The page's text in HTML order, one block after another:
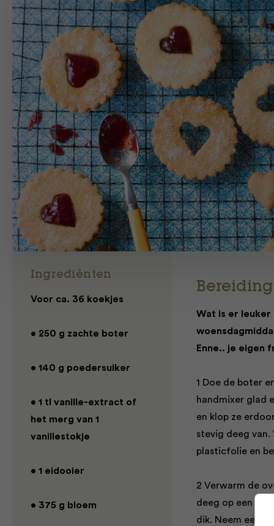
Ingrediënten
Voor ca. 36 koekjes
• 250 g zachte boter
• 140 g poedersuiker
• 1 tl vanille-extract of
het merg van 1
vanillestokje
• 1 eidooier
• 375 g bloem
Bereiding
Wat is er leuker
Enne.. je eigen
1 Doe de boter
handmixer glad
en klop ze
stevig deeg
plasticfolie en
2 Verwarm de
deeg op een
dik. Neem een